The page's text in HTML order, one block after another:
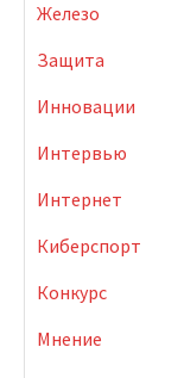
Железо
Защита
Инновации
Интервью
Интернет
Киберспорт
Конкурс
Мнение